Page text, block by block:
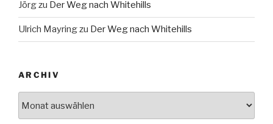
Jörgzu Der Weg nach Whitehills
Ulrich Mayringzu Der Weg nach Whitehills
ARCHIV